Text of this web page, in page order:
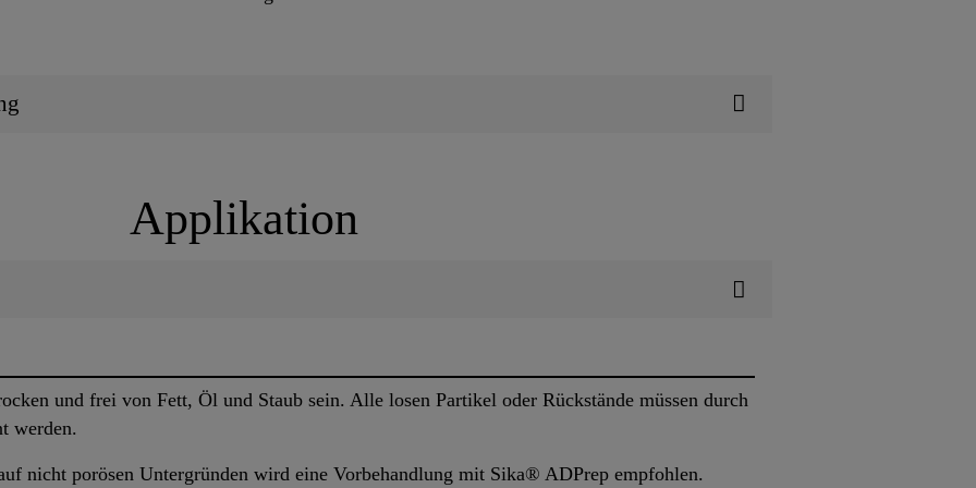
Applikation
und frei von Fett, Öl und Staub sein. Alle losen Partikel oder Rückstände müssen durch
werden.
nicht porösen Untergründen wird eine Vorbehandlung mit Sika® ADPrep empfohlen.